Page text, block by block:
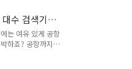
다. 주로 최상급
습니다. 1) 공항 1
여객 청사 ) - 운
분운영시간:
면 확대한 이미지
를 클릭하시면
수 검색기
)는 여유 있게 공항
하죠? 공항까지
만, 만약 차량을